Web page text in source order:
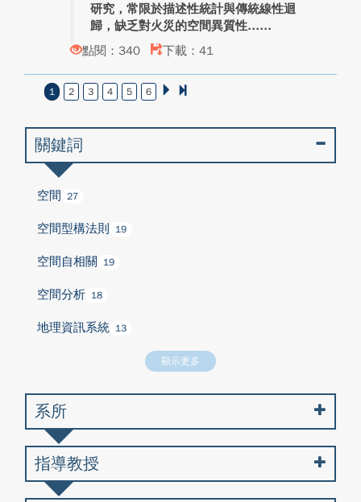
研究，常限於描述性統計與傳統線性迴
歸，缺乏對火災的空間異質性...
點閱：340
下載：41
1 2 3 4 5 6
關鍵詞
空間 27
空間型構法則 19
空間自相關 19
空間分析 18
地理資訊系統 13
顯示更多
系所
指導教授